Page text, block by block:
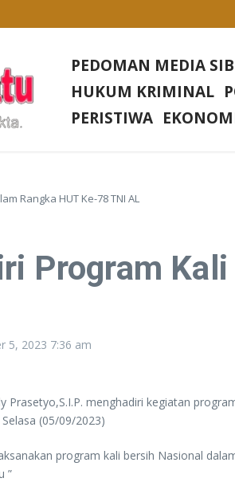
Gereja Di Wilkum Polres Bangka Barat
Kecamatan Jampang Tengah Kabupaten
Sihombing Pimpin Wilayah Baru
PEDOMAN MEDIA
HUKUM KRIMINAL
PERISTIWA
Rangka HUT Ke-78 TNI AL
Program
5, 2023 7:36 am
Prasetyo,S.I.P. menghadiri kegiatan
(05/09/2023)
program kali bersih Nasional
”